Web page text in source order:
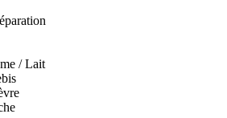
/ Lait